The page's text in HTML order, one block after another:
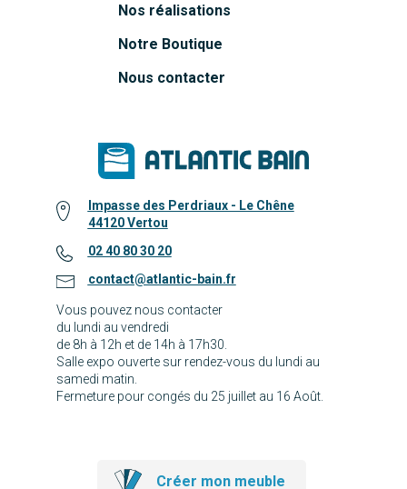
Nos réalisations
Notre Boutique
Nous contacter
Impasse des Perdriaux - Le Chêne
44120 Vertou
02 40 80 30 20
contact@atlantic-bain.fr
Vous pouvez nous contacter
du lundi au vendredi
de 8h à 12h et de 14h à 17h30.
Salle expo ouverte sur rendez-vous du lundi au
samedi matin.
Fermeture pour congés du 25 juillet au 16 Août.
Créer mon meuble